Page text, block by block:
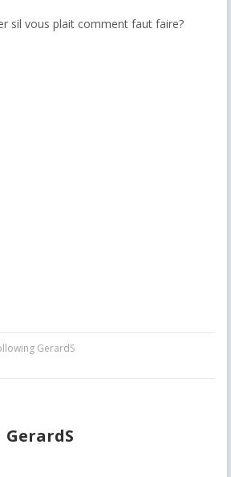
sil vous plait comment faut faire?
GerardS
GerardS